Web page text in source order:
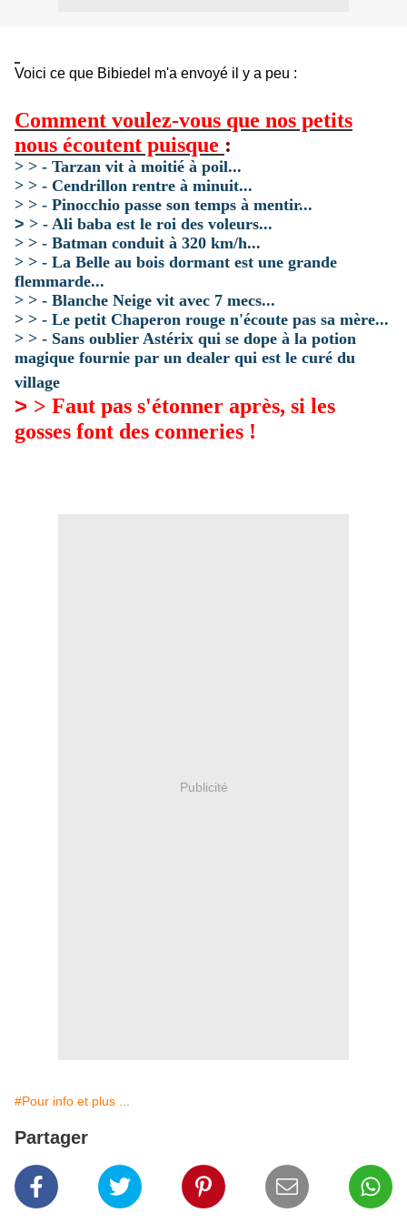
Voici ce que Bibiedel m'a envoyé il y a peu :
Comment voulez-vous que nos petits
nous écoutent puisque :
> > - Tarzan vit à moitié à poil...
> > - Cendrillon rentre à minuit...
> > - Pinocchio passe son temps à mentir...
> > - Ali baba est le roi des voleurs...
> > - Batman conduit à 320 km/h...
> > - La Belle au bois dormant est une grande
flemmarde...
> > - Blanche Neige vit avec 7 mecs...
> > - Le petit Chaperon rouge n'écoute pas sa mère...
> > - Sans oublier Astérix qui se dope à la potion
magique fournie par un dealer qui est le curé du
village
> > Faut pas s'étonner après, si les
gosses font des conneries !
Publicité
#Pour info et plus ...
Partager